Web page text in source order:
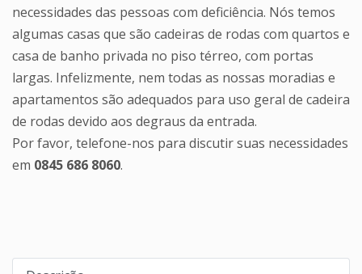
necessidades das pessoas com deficiência. Nós temos
algumas casas que são cadeiras de rodas com quartos e
casa de banho privada no piso térreo, com portas
largas. Infelizmente, nem todas as nossas moradias e
apartamentos são adequados para uso geral de cadeira
de rodas devido aos degraus da entrada.
Por favor, telefone-nos para discutir suas necessidades
em 0845 686 8060.